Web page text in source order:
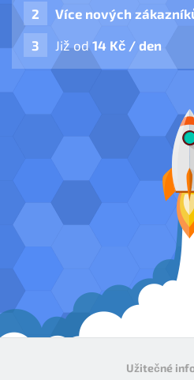
Více nových
Již od14 Kč / den
Užitečné